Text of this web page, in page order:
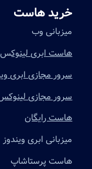
خرید هاست
میزبانی وب
هاست ابری لینوکس
سرور مجازی ابری
سرور مجازی
هاست رایگان
میزبانی ابری ویندوز
هاست پرستاشاپ